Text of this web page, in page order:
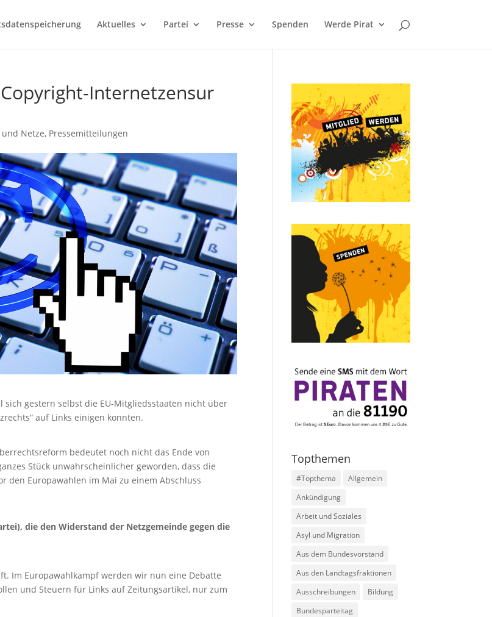
Aktuelles Partei Presse Spenden Werde Pirat
Internetzensur
Netze, Pressemitteilungen
sich gestern selbst die EU-Mitgliedsstaaten nicht über
auf Links einigen konnten.
bedeutet noch nicht das Ende von
Stück unwahrscheinlicher geworden, dass die
den Europawahlen im Mai zu einem Abschluss
die den Widerstand der Netzgemeinde gegen die
Im Europawahlkampf werden wir nun eine Debatte
und Steuern für Links auf Zeitungsartikel, nur zum
Topthemen
#Topthema
Allgemein
Ankündigung
Arbeit und Soziales
Asyl und Migration
Aus dem Bundesvorstand
Aus den Landtagsfraktionen
Ausschreibungen
Bildung
Bundesparteitag